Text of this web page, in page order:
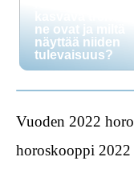
ne ovat ja miltä
näyttää niiden
tulevaisuus?
Vuoden 2022
horoskooppi